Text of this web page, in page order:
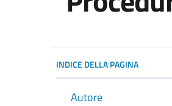
INDICE DELLA PAGINA
Autore